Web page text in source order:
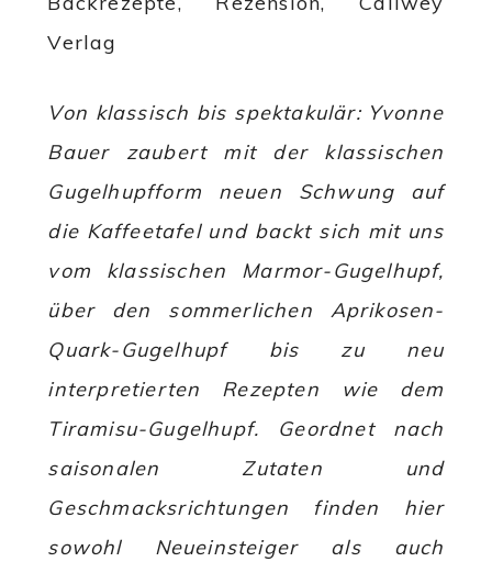
Von klassisch bis spektakulär: Yvonne
Bauer zaubert mit der klassischen
Gugelhupfform neuen Schwung auf
die Kaffeetafel und backt sich mit uns
vom klassischen Marmor-Gugelhupf,
über den sommerlichen Aprikosen-
Quark-Gugelhupf bis zu neu
interpretierten Rezepten wie dem
Tiramisu-Gugelhupf. Geordnet nach
saisonalen Zutaten und
Geschmacksrichtungen finden hier
sowohl Neueinsteiger als auch